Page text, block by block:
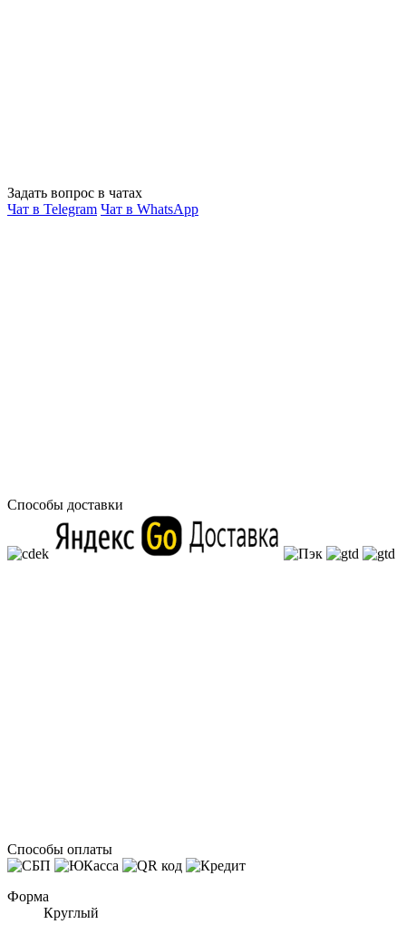
Задать вопрос в чатах
Чат в Telegram Чат в WhatsApp
Способы доставки
Способы оплаты
Форма
Круглый